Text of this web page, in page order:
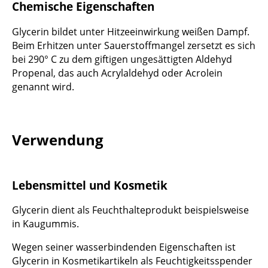
Chemische Eigenschaften
Glycerin bildet unter Hitzeeinwirkung weißen Dampf.
Beim Erhitzen unter Sauerstoffmangel zersetzt es sich
bei 290° C zu dem giftigen ungesättigten Aldehyd
Propenal, das auch Acrylaldehyd oder Acrolein
genannt wird.
Verwendung
Lebensmittel und Kosmetik
Glycerin dient als Feuchthalteprodukt beispielsweise
in Kaugummis.
Wegen seiner wasserbindenden Eigenschaften ist
Glycerin in Kosmetikartikeln als Feuchtigkeitsspender